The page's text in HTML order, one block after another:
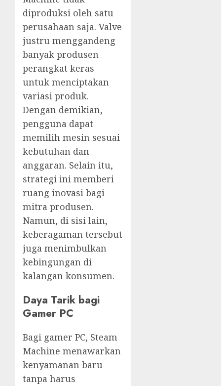
diproduksi oleh satu
perusahaan saja. Valve
justru menggandeng
banyak produsen
perangkat keras
untuk menciptakan
variasi produk.
Dengan demikian,
pengguna dapat
memilih mesin sesuai
kebutuhan dan
anggaran. Selain itu,
strategi ini memberi
ruang inovasi bagi
mitra produsen.
Namun, di sisi lain,
keberagaman tersebut
juga menimbulkan
kebingungan di
kalangan konsumen.
Daya Tarik bagi
Gamer PC
Bagi gamer PC, Steam
Machine menawarkan
kenyamanan baru
tanpa harus